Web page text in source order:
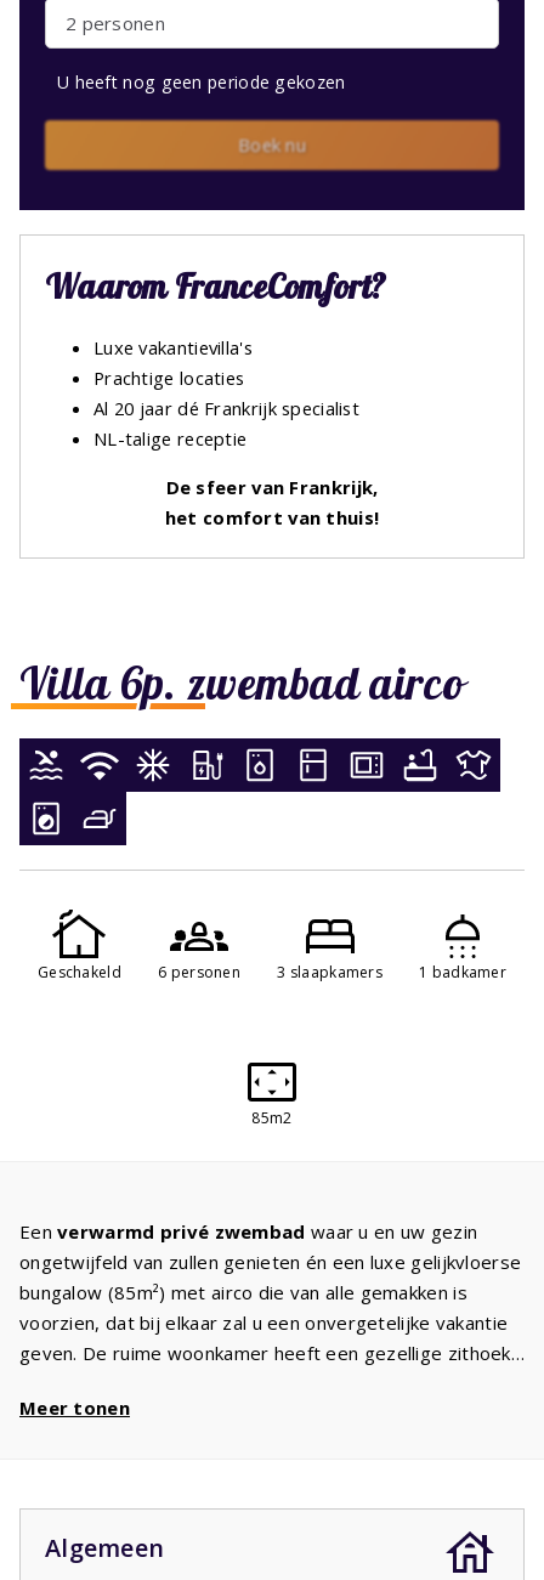
Villa 6p. zwembad airco
Geschakeld 6 personen 3 slaapkamers 1 badkamer
85m2
Eenverwarmd privé zwembad waar u en uw gezin
ongetwijfeld van zullen genieten én een luxe gelijkvloerse
bungalow (85m²) met airco die van alle gemakken is
voorzien, dat bij elkaar zal u een onvergetelijke vakantie
geven. De ruime woonkamer heeft een gezellige zithoek
De keuken is voorzien van
compleet te maken, is er eenwasmachine/droger. U
hoeft dus niet zoveel kleding mee te nemen. Er zijn drie
slaapkamers met comfortabele
boxspringbedden. In de
Meer tonen
Algemeen
2 personen
U heeft nog geen periode gekozen
Boek nu
Waarom FranceComfort?
Luxe vakantievilla's
Prachtige locaties
Al 20 jaar dé Frankrijk specialist
NL-talige receptie
De sfeer van Frankrijk,
het comfort van thuis!